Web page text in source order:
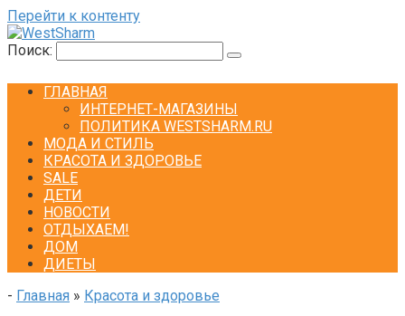
Перейти к контенту
Поиск:
ГЛАВНАЯ
ИНТЕРНЕТ-МАГАЗИНЫ
ПОЛИТИКА WESTSHARM.RU
МОДА И СТИЛЬ
КРАСОТА И ЗДОРОВЬЕ
SALE
ДЕТИ
НОВОСТИ
ОТДЫХАЕМ!
ДОМ
ДИЕТЫ
- Главная » Красота и здоровье